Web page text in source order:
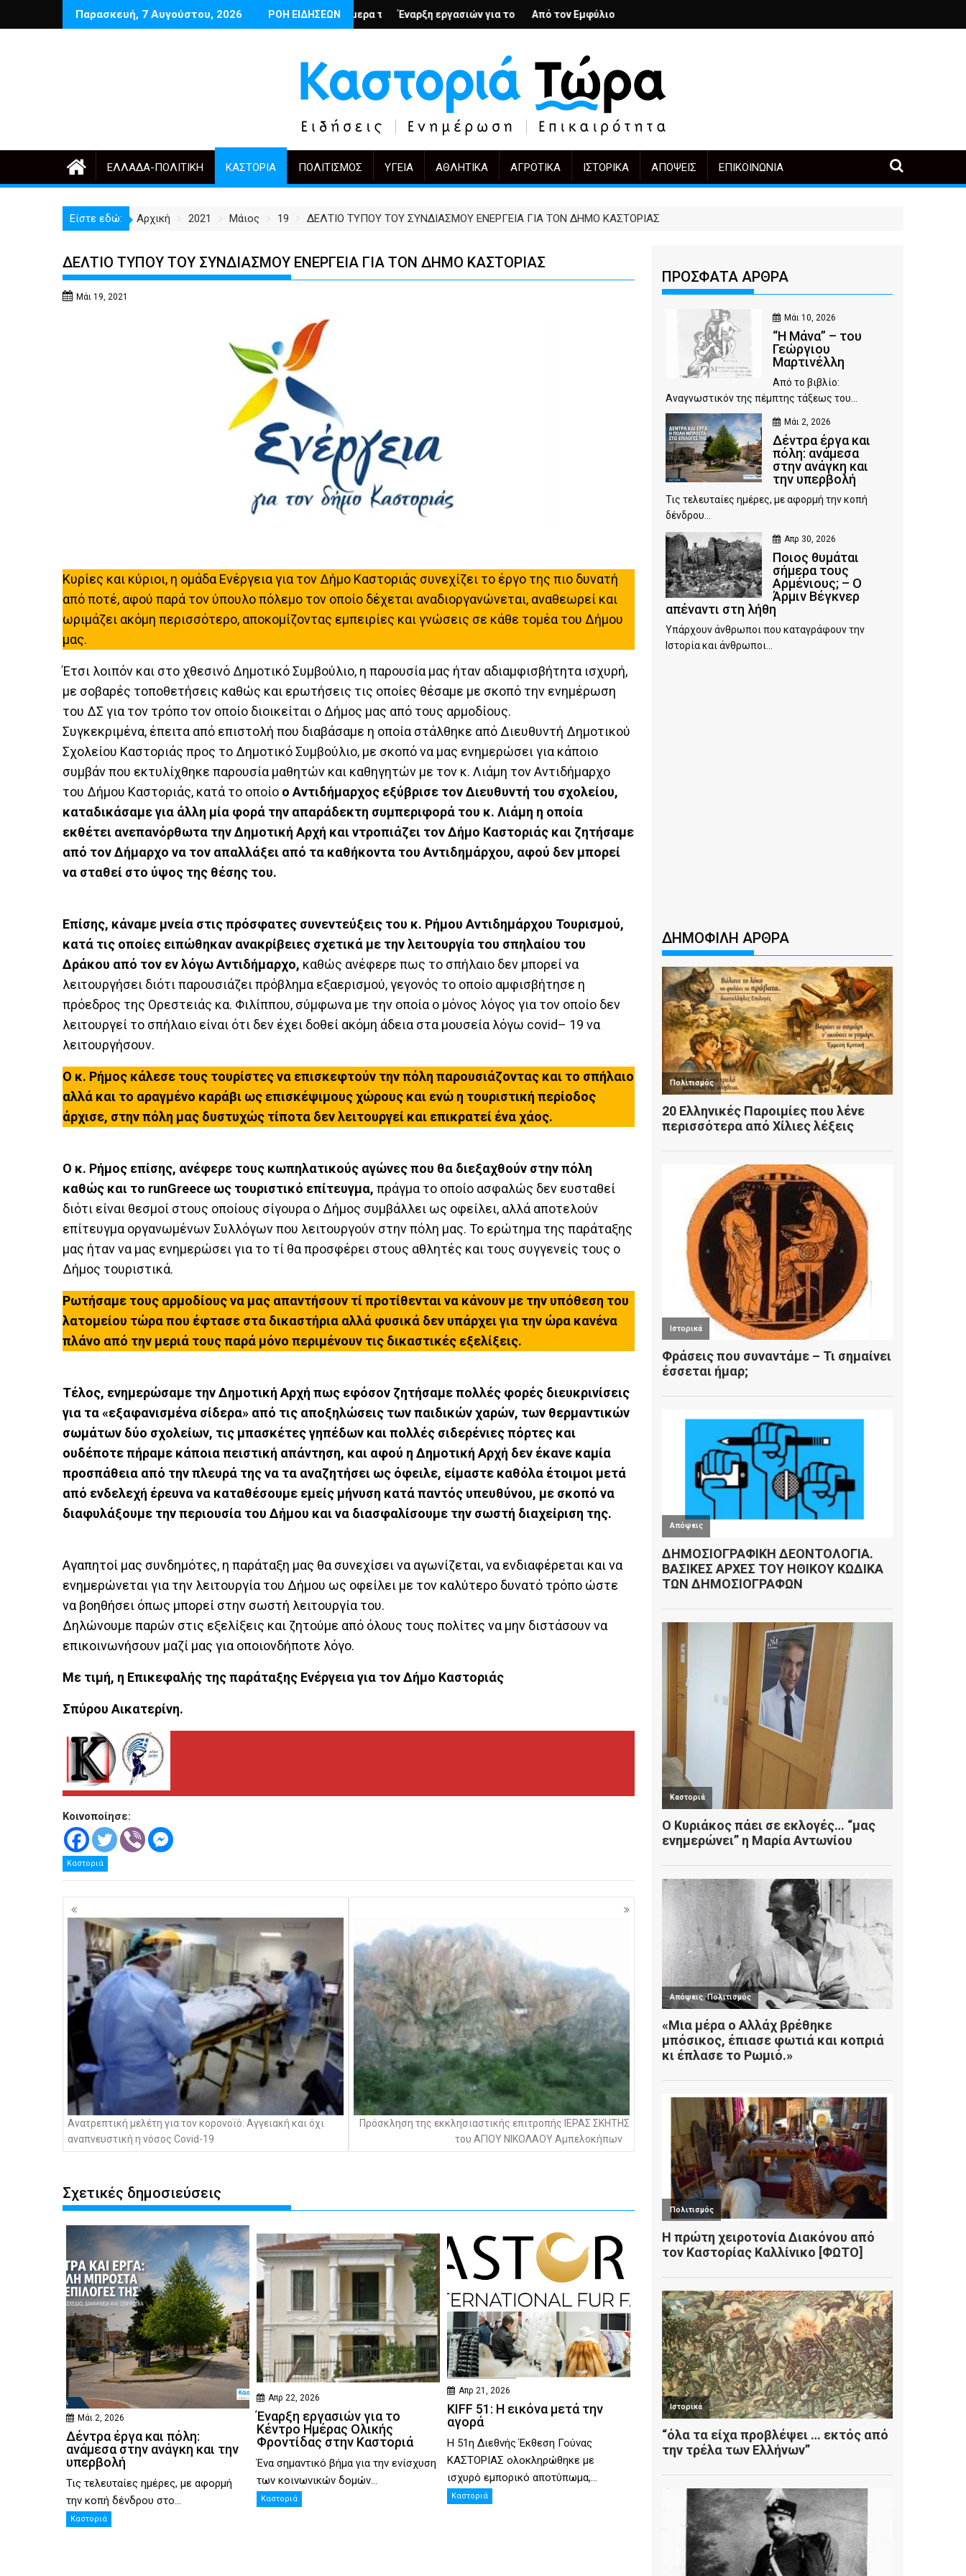
Παρασκευή, 7 Αυγούστου, 2026 ΡΟΗ ΕΙΔΗΣΕΩΝ
Δέντρα έργα και πόλη: ανάμεσα στην ανάγκη και την υπερβολή
Ποιος θυμάται σήμερα τους Αρμένιους; – Ο Άρμιν Βέγκνερ απέναντι στη λήθη
Έναρξη εργασιών για το Κέντρο Ημέρας Ολικής Φροντίδας στην Καστοριά
Από τον Εμφύλιο στην Πόλωση: το ίδιο έργο, άλλοι πρωταγωνιστές
KIFF 51: Η εικόνα μετά την αγορά
ΕΛΛΆΔΑ-ΠΟΛΙΤΙΚΉ ΚΑΣΤΟΡΙΆ ΠΟΛΙΤΙΣΜΌΣ ΥΓΕΊΑ ΑΘΛΗΤΙΚΆ ΑΓΡΟΤΙΚΆ ΙΣΤΟΡΙΚΆ ΑΠΌΨΕΙΣ ΕΠΙΚΟΙΝΩΝΊΑ
Είστε εδώ: Αρχική 2021 Μάιος 19 ΔΕΛΤΙΟ ΤΥΠΟΥ ΤΟΥ ΣΥΝΔΙΑΣΜΟΥ ΕΝΕΡΓΕΙΑ ΓΙΑ ΤΟΝ ΔΗΜΟ ΚΑΣΤΟΡΙΑΣ
ΔΕΛΤΙΟ ΤΥΠΟΥ ΤΟΥ ΣΥΝΔΙΑΣΜΟΥ ΕΝΕΡΓΕΙΑ ΓΙΑ ΤΟΝ ΔΗΜΟ ΚΑΣΤΟΡΙΑΣ
Μάι 19, 2021
Κυρίες και κύριοι, η ομάδα Ενέργεια για τον Δήμο Καστοριάς συνεχίζει το έργο της πιο δυνατή
από ποτέ, αφού παρά τον ύπουλο πόλεμο τον οποίο δέχεται αναδιοργανώνεται, αναθεωρεί και
ωριμάζει ακόμη περισσότερο, αποκομίζοντας εμπειρίες και γνώσεις σε κάθε τομέα του Δήμου
μας.
Έτσι λοιπόν και στο χθεσινό Δημοτικό Συμβούλιο, η παρουσία μας ήταν αδιαμφισβήτητα ισχυρή,
με σοβαρές τοποθετήσεις καθώς και ερωτήσεις τις οποίες θέσαμε με σκοπό την ενημέρωση
του ΔΣ για τον τρόπο τον οποίο διοικείται ο Δήμος μας από τους αρμοδίους.
Συγκεκριμένα, έπειτα από επιστολή που διαβάσαμε η οποία στάλθηκε από Διευθυντή Δημοτικού
Σχολείου Καστοριάς προς το Δημοτικό Συμβούλιο, με σκοπό να μας ενημερώσει για κάποιο
συμβάν που εκτυλίχθηκε παρουσία μαθητών και καθηγητών με τον κ. Λιάμη τον Αντιδήμαρχο
του Δήμου Καστοριάς, κατά το οποίο ο Αντιδήμαρχος εξύβρισε τον Διευθυντή του σχολείου,
καταδικάσαμε για άλλη μία φορά την απαράδεκτη συμπεριφορά του κ. Λιάμη η οποία
εκθέτει ανεπανόρθωτα την Δημοτική Αρχή και ντροπιάζει τον Δήμο Καστοριάς και ζητήσαμε
από τον Δήμαρχο να τον απαλλάξει από τα καθήκοντα του Αντιδημάρχου, αφού δεν μπορεί
να σταθεί στο ύψος της θέσης του.
Επίσης, κάναμε μνεία στις πρόσφατες συνεντεύξεις του κ. Ρήμου Αντιδημάρχου Τουρισμού,
κατά τις οποίες ειπώθηκαν ανακρίβειες σχετικά με την λειτουργία του σπηλαίου του
Δράκου από τον εν λόγω Αντιδήμαρχο, καθώς ανέφερε πως το σπήλαιο δεν μπορεί να
λειτουργήσει διότι παρουσιάζει πρόβλημα εξαερισμού, γεγονός το οποίο αμφισβήτησε η
πρόεδρος της Ορεστειάς κα. Φιλίππου, σύμφωνα με την οποία ο μόνος λόγος για τον οποίο δεν
λειτουργεί το σπήλαιο είναι ότι δεν έχει δοθεί ακόμη άδεια στα μουσεία λόγω covid– 19 να
λειτουργήσουν.
Ο κ. Ρήμος κάλεσε τους τουρίστες να επισκεφτούν την πόλη παρουσιάζοντας και το σπήλαιο
αλλά και το αραγμένο καράβι ως επισκέψιμους χώρους και ενώ η τουριστική περίοδος
άρχισε, στην πόλη μας δυστυχώς τίποτα δεν λειτουργεί και επικρατεί ένα χάος.
Ο κ. Ρήμος επίσης, ανέφερε τους κωπηλατικούς αγώνες που θα διεξαχθούν στην πόλη
καθώς και το runGreece ως τουριστικό επίτευγμα, πράγμα το οποίο ασφαλώς δεν ευσταθεί
διότι είναι θεσμοί στους οποίους σίγουρα ο Δήμος συμβάλλει ως οφείλει, αλλά αποτελούν
επίτευγμα οργανωμένων Συλλόγων που λειτουργούν στην πόλη μας. Το ερώτημα της παράταξης
μας ήταν να μας ενημερώσει για το τί θα προσφέρει στους αθλητές και τους συγγενείς τους ο
Δήμος τουριστικά.
Ρωτήσαμε τους αρμοδίους να μας απαντήσουν τί προτίθενται να κάνουν με την υπόθεση του
λατομείου τώρα που έφτασε στα δικαστήρια αλλά φυσικά δεν υπάρχει για την ώρα κανένα
πλάνο από την μεριά τους παρά μόνο περιμένουν τις δικαστικές εξελίξεις.
Τέλος, ενημερώσαμε την Δημοτική Αρχή πως εφόσον ζητήσαμε πολλές φορές διευκρινίσεις
για τα «εξαφανισμένα σίδερα» από τις αποξηλώσεις των παιδικών χαρών, των θερμαντικών
σωμάτων δύο σχολείων, τις μπασκέτες γηπέδων και πολλές σιδερένιες πόρτες και
ουδέποτε πήραμε κάποια πειστική απάντηση, και αφού η Δημοτική Αρχή δεν έκανε καμία
προσπάθεια από την πλευρά της να τα αναζητήσει ως όφειλε, είμαστε καθόλα έτοιμοι μετά
από ενδελεχή έρευνα να καταθέσουμε εμείς μήνυση κατά παντός υπευθύνου, με σκοπό να
διαφυλάξουμε την περιουσία του Δήμου και να διασφαλίσουμε την σωστή διαχείριση της.
Αγαπητοί μας συνδημότες, η παράταξη μας θα συνεχίσει να αγωνίζεται, να ενδιαφέρεται και να
ενημερώνεται για την λειτουργία του Δήμου ως οφείλει με τον καλύτερο δυνατό τρόπο ώστε
να βοηθήσει όπως μπορεί στην σωστή λειτουργία του.
Δηλώνουμε παρών στις εξελίξεις και ζητούμε από όλους τους πολίτες να μην διστάσουν να
επικοινωνήσουν μαζί μας για οποιονδήποτε λόγο.
Με τιμή, η Επικεφαλής της παράταξης Ενέργεια για τον Δήμο Καστοριάς
Σπύρου Αικατερίνη.
Κοινοποίησε:
Καστοριά
Πλοήγηση
άρθρων
Ανατρεπτική μελέτη για τον κορονοϊό: Αγγειακή και όχι
αναπνευστική η νόσος Covid-19
Πρόσκληση της εκκλησιαστικής επιτροπής ΙΕΡΑΣ ΣΚΗΤΗΣ
του ΑΓΙΟΥ ΝΙΚΟΛΑΟΥ Αμπελοκήπων
Σχετικές δημοσιεύσεις
Μάι 2, 2026
Δέντρα έργα και πόλη:
ανάμεσα στην ανάγκη και την
υπερβολή
Τις τελευταίες ημέρες, με αφορμή
την κοπή δένδρου στο...
Καστοριά
Απρ 22, 2026
Έναρξη εργασιών για το
Κέντρο Ημέρας Ολικής
Φροντίδας στην Καστοριά
Ένα σημαντικό βήμα για την ενίσχυση
των κοινωνικών δομών...
Καστοριά
Απρ 21, 2026
KIFF 51: Η εικόνα μετά την
αγορά
Η 51η Διεθνής Έκθεση Γούνας
ΚΑΣΤΟΡΙΑΣ ολοκληρώθηκε με
ισχυρό εμπορικό αποτύπωμα,...
Καστοριά
ΠΡΟΣΦΑΤΑ ΑΡΘΡΑ
Μάι 10, 2026
“Η Μάνα” – του
Γεώργιου
Μαρτινέλλη
Από το βιβλίο:
Αναγνωστικόν της πέμπτης τάξεως του...
Μάι 2, 2026
Δέντρα έργα και
πόλη: ανάμεσα
στην ανάγκη και
την υπερβολή
Τις τελευταίες ημέρες, με αφορμή την κοπή
δένδρου...
Απρ 30, 2026
Ποιος θυμάται
σήμερα τους
Αρμένιους; – Ο
Άρμιν Βέγκνερ
απέναντι στη λήθη
Υπάρχουν άνθρωποι που καταγράφουν την
Ιστορία και άνθρωποι...
ΔΗΜΟΦΙΛΗ ΑΡΘΡΑ